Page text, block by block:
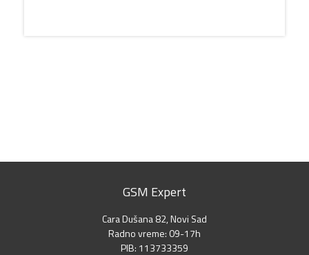
GSM Expert
Cara Dušana 82, Novi Sad
Radno vreme: 09-17h
PIB: 113733359